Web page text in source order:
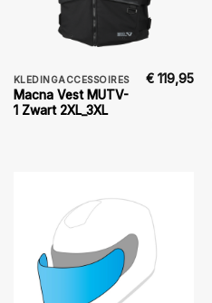
KLEDINGACCESSOIRES
Macna Vest MUTV-
1 Zwart 2XL_3XL
€ 119,95